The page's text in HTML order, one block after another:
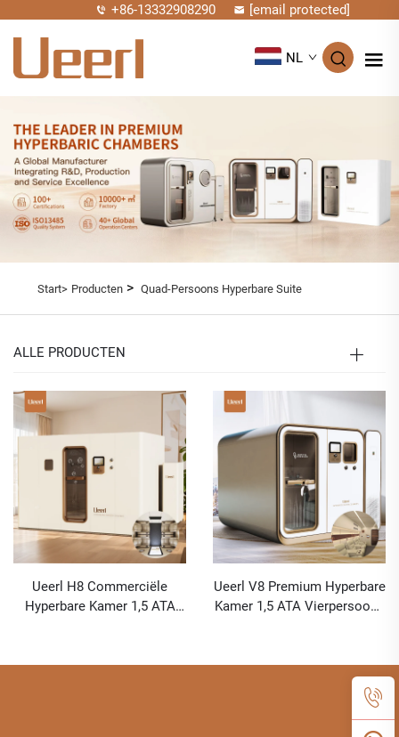
+86-13332908290 [email protected]
NL
Start> Producten> Quad-Persoons Hyperbare Suite
ALLE PRODUCTEN
Ueerl H8 Commerciële
Hyperbare Kamer 1,5 ATA
Ueerl V8 Premium Hyperbare
Kamer 1,5 ATA Vierpersoons